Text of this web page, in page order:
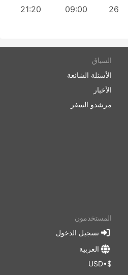
26
09:00
21:20
السياق
الأسئلة الشائعة
الأخبار
مرشدو السفر
المستخدمون
تسجيل الدخول
العربية
$•USD